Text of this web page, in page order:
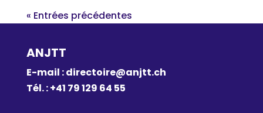
« Entrées précédentes
ANJTT
E-mail :directoire@anjtt.ch
Tél. : +41 79 129 64 55